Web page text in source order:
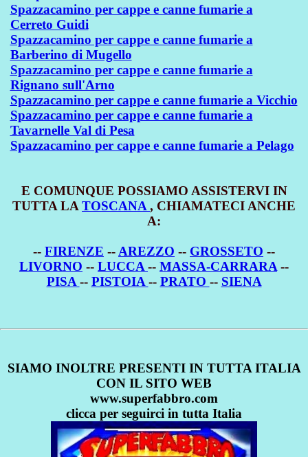
Spazzacamino per cappe e canne fumarie a
Cerreto Guidi
Spazzacamino per cappe e canne fumarie a
Barberino di Mugello
Spazzacamino per cappe e canne fumarie a
Rignano sull'Arno
Spazzacamino per cappe e canne fumarie a Vicchio
Spazzacamino per cappe e canne fumarie a
Tavarnelle Val di Pesa
Spazzacamino per cappe e canne fumarie a Pelago
E COMUNQUE POSSIAMO ASSISTERVI IN
TUTTA LA TOSCANA , CHIAMATECI ANCHE
A:
-- FIRENZE -- AREZZO -- GROSSETO --
LIVORNO -- LUCCA -- MASSA-CARRARA --
PISA -- PISTOIA -- PRATO -- SIENA
SIAMO INOLTRE PRESENTI IN TUTTA ITALIA
CON IL SITO WEB
www.superfabbro.com
clicca per seguirci in tutta Italia